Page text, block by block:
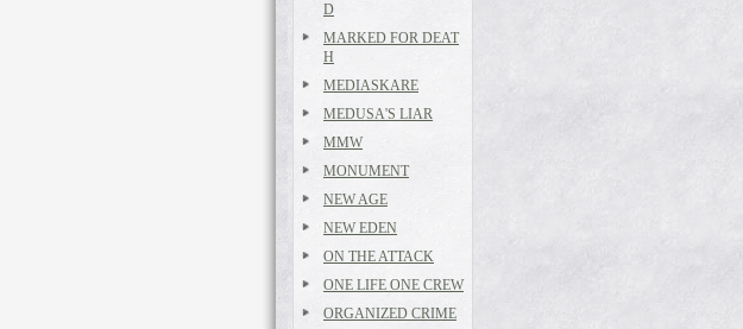
D
MARKED FOR DEAT
H
MEDIASKARE
MEDUSA'S LIAR
MMW
MONUMENT
NEW AGE
NEW EDEN
ON THE ATTACK
ONE LIFE ONE CREW
ORGANIZED CRIME